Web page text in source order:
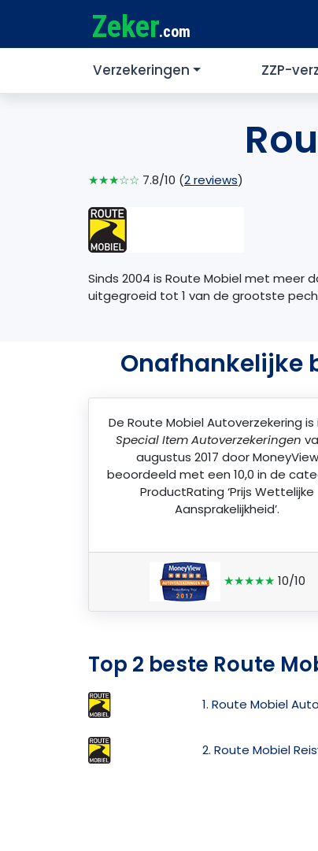
Zeker.com
Verzekeringen ZZP-
★★★☆☆ 7.8/10 (2 reviews)
Sinds 2004 is Route Mobiel met meer
uitgegroeid tot 1 van de grootste
Onafhankelijke
DeRoute Mobiel Autoverzekering is
Special Item Autoverzekeringen
augustus 2017 doorMoneyView
beoordeeld met een 10,0 in de
ProductRating ‘Prijs Wettelijke
Aansprakelijkheid’.
★★★★★ 10/10
Top 2 beste Route
1. Route Mobiel
2. Route Mobiel